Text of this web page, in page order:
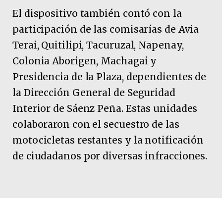
El dispositivo también contó con la
participación de las comisarías de Avia
Terai, Quitilipi, Tacuruzal, Napenay,
Colonia Aborigen, Machagai y
Presidencia de la Plaza, dependientes de
la Dirección General de Seguridad
Interior de Sáenz Peña. Estas unidades
colaboraron con el secuestro de las
motocicletas restantes y la notificación
de ciudadanos por diversas infracciones.